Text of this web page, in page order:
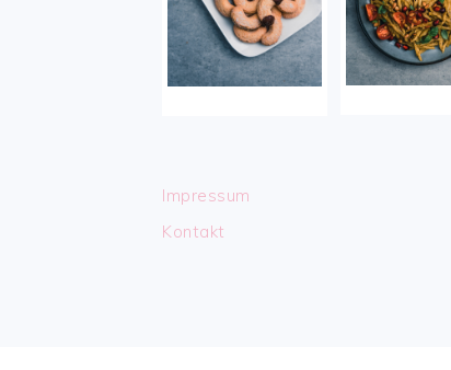
Impressum
Kontakt